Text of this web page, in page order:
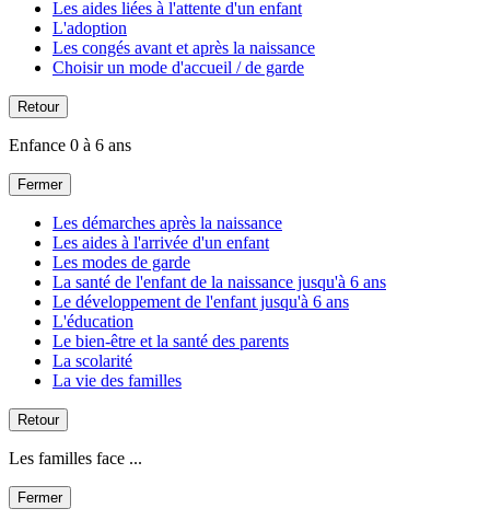
Les aides liées à l'attente d'un enfant
L'adoption
Les congés avant et après la naissance
Choisir un mode d'accueil / de garde
Retour
Enfance 0 à 6 ans
Fermer
Les démarches après la naissance
Les aides à l'arrivée d'un enfant
Les modes de garde
La santé de l'enfant de la naissance jusqu'à 6 ans
Le développement de l'enfant jusqu'à 6 ans
L'éducation
Le bien-être et la santé des parents
La scolarité
La vie des familles
Retour
Les familles face ...
Fermer